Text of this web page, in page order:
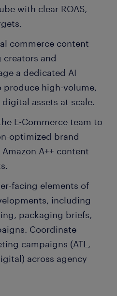
with clear ROAS,
commerce content
and
a dedicated AI
produce high-volume,
assets at scale.
E-Commerce team to
optimized brand
A++ content
facing elements of
including
packaging briefs,
Coordinate
campaigns (ATL,
across agency